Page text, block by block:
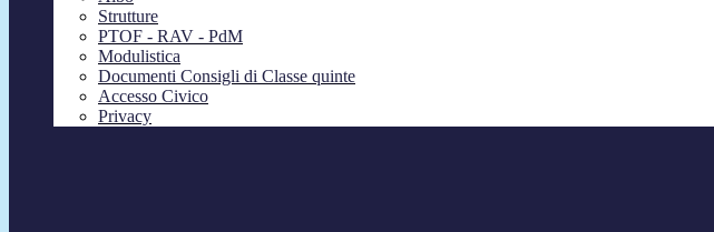
Strutture
PTOF - RAV - PdM
Modulistica
Documenti Consigli di Classe quinte
Accesso Civico
Privacy